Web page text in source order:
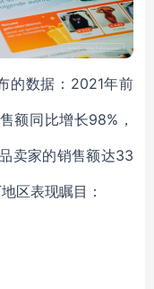
的数据：2021年前
额同比增长98%，
卖家的销售额达33
区表现瞩目：